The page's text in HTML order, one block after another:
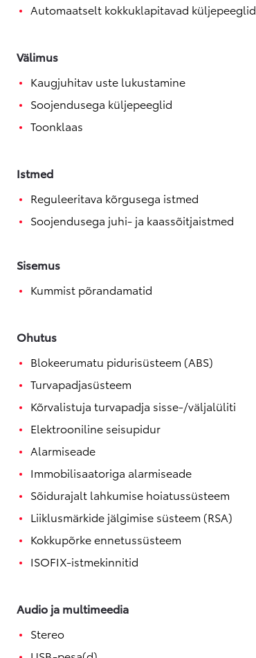
Automaatselt kokkuklapitavad küljepeeglid
Välimus
Kaugjuhitav uste lukustamine
Soojendusega küljepeeglid
Toonklaas
Istmed
Reguleeritava kõrgusega istmed
Soojendusega juhi- ja kaassõitjaistmed
Sisemus
Kummist põrandamatid
Ohutus
Blokeerumatu pidurisüsteem (ABS)
Turvapadjasüsteem
Kõrvalistuja turvapadja sisse-/väljalüliti
Elektrooniline seisupidur
Alarmiseade
Immobilisaatoriga alarmiseade
Sõidurajalt lahkumise hoiatussüsteem
Liiklusmärkide jälgimise süsteem (RSA)
Kokkupõrke ennetussüsteem
ISOFIX-istmekinnitid
Audio ja multimeedia
Stereo